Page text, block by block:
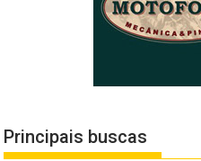
Principais buscas